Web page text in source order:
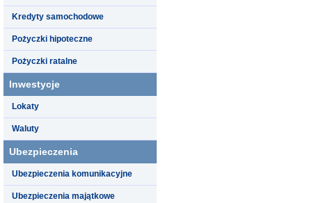
Kredyty samochodowe
Pożyczki hipoteczne
Pożyczki ratalne
Inwestycje
Lokaty
Waluty
Ubezpieczenia
Ubezpieczenia komunikacyjne
Ubezpieczenia majątkowe